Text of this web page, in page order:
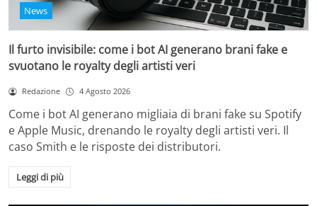
News
Il furto invisibile: come i bot AI generano brani fake e
svuotano le royalty degli artisti veri
Redazione 4 Agosto 2026
Come i bot AI generano migliaia di brani fake su Spotify
e Apple Music, drenando le royalty degli artisti veri. Il
caso Smith e le risposte dei distributori.
Leggi di più